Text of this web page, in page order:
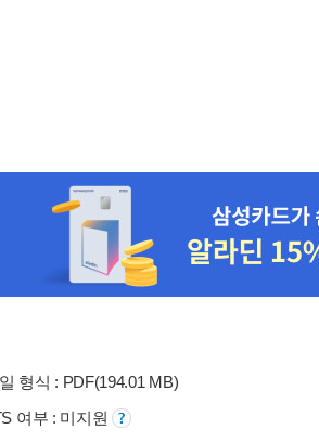
형식 : PDF(194.01 MB)
여부 : 미지원